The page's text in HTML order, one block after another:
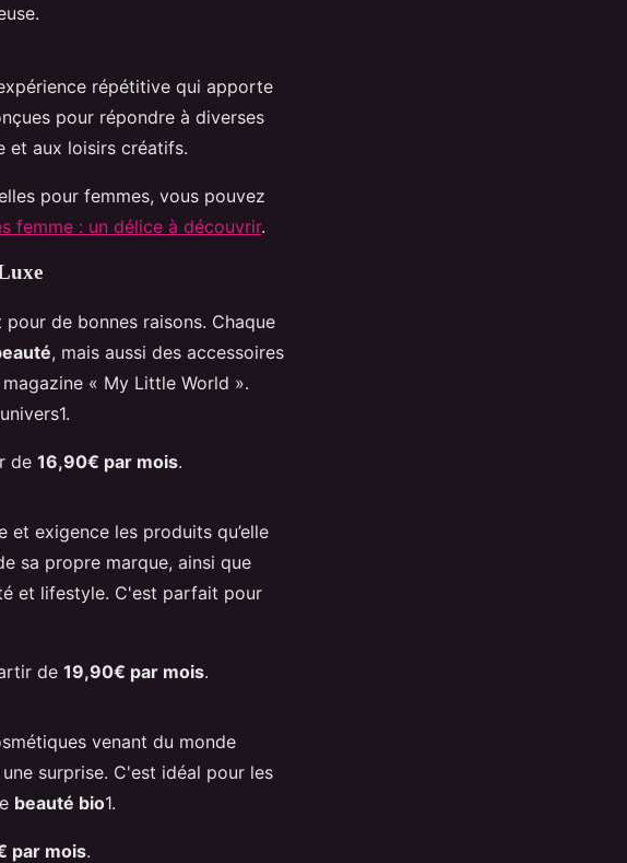
répétitive qui apporte
pour répondre à diverses
et aux loisirs créatifs.
pour femmes, vous pouvez
femme : un délice à découvrir.
de bonnes raisons. Chaque
, mais aussi des accessoires
« My Little World ».
de 16,90€ par mois.
exigence les produits qu’elle
sa propre marque, ainsi que
et lifestyle. C'est parfait pour
de 19,90€ par mois.
venant du monde
surprise. C'est idéal pour les
beauté bio1.
par mois.